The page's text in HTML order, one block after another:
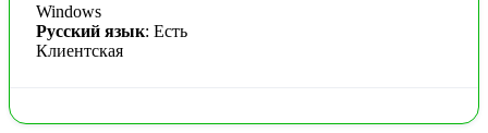
Windows
Русский язык: Есть
Клиентская